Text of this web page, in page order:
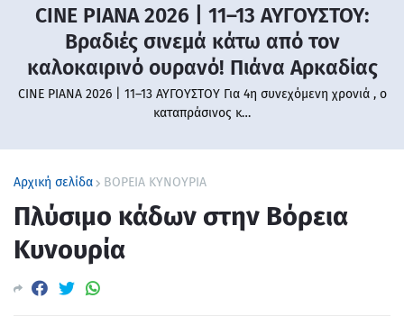
CINE PIANA 2026 | 11–13 ΑΥΓΟΥΣΤΟΥ:
Βραδιές σινεμά κάτω από τον
καλοκαιρινό ουρανό! Πιάνα Αρκαδίας
CINE PIANA 2026 | 11–13 ΑΥΓΟΥΣΤΟΥ Για 4η συνεχόμενη χρονιά , ο
καταπράσινος κ…
Αρχική σελίδα ΒΟΡΕΙΑ ΚΥΝΟΥΡΙΑ
Πλύσιμο κάδων στην Βόρεια
Κυνουρία